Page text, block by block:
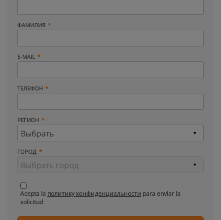
ФАМИЛИЯ
E-MAIL
ТЕЛЕФОН
РЕГИОН
ГОРОД
Acepta la политику конфиденциальности para enviar la
solicitud